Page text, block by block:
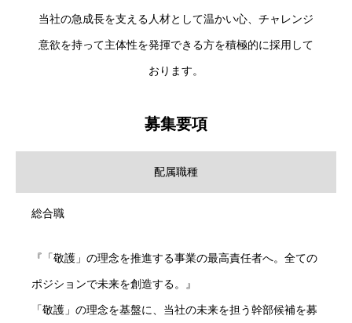
当社の急成長を支える人材として温かい心、 チャレンジ
意欲を持って主体性を発揮できる方を積極的に採用して
おります。
募集要項
配属職種
総合職
『「敬護」の理念を推進する事業の最高責任者へ。全ての
ポジションで未来を創造する。』
「敬護」の理念を基盤に、当社の未来を担う幹部候補を募